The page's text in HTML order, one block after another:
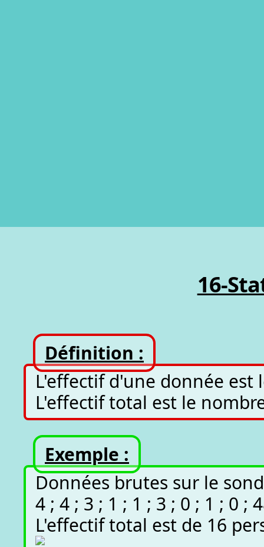
16-
Définition :
L'effectif d'une donnée
L'effectif total est le
Exemple :
Données brutes sur le
4 ; 4 ; 3 ; 1 ; 1 ; 3 ; 0 ; 1 ; 0 ;
L'effectif total est de 16